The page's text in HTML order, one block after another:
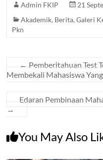
Admin FKIP
21
Akademik, Berita,Galeri
Pkn
← Pemberitahuan Test
Membekali Mahasiswa
Edaran Pembinaan
→
You May Also